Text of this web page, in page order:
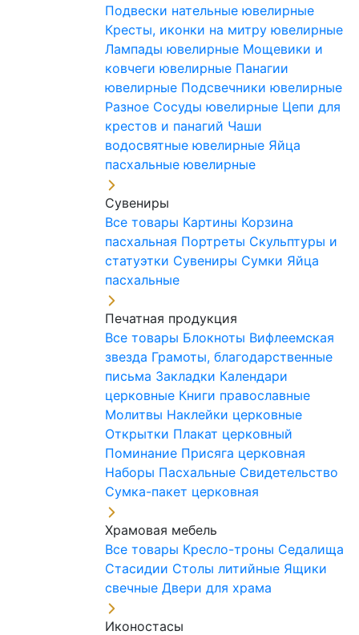
Подвески нательные ювелирные
Кресты, иконки на митру ювелирные
Лампады ювелирные Мощевики и
ковчеги ювелирные Панагии
ювелирные Подсвечники ювелирные
Разное Сосуды ювелирные Цепи для
крестов и панагий Чаши
водосвятные ювелирные Яйца
пасхальные ювелирные
Сувениры
Все товары Картины Корзина
пасхальная Портреты Скульптуры и
статуэтки Сувениры Сумки Яйца
пасхальные
Печатная продукция
Все товары Блокноты Вифлеемская
звезда Грамоты, благодарственные
письма Закладки Календари
церковные Книги православные
Молитвы Наклейки церковные
Открытки Плакат церковный
Поминание Присяга церковная
Наборы Пасхальные Свидетельство
Сумка-пакет церковная
Храмовая мебель
Все товары Кресло-троны Седалища
Стасидии Столы литийные Ящики
свечные Двери для храма
Иконостасы